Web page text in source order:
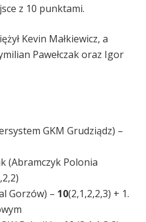
z 10 punktami.
Kevin Małkiewicz, a
Pawełczak oraz Igor
GKM Grudziądz) –
(Abramczyk Polonia
Gorzów) – 10(2,1,2,2,3) + 1.